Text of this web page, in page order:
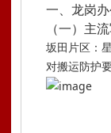
一、龙岗
（一）主
坂田片区：
对搬运防护